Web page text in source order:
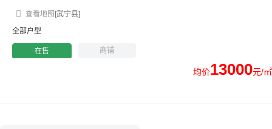
[武宁县]
查看地图
全部户型
在售 商铺
均价13000元/㎡